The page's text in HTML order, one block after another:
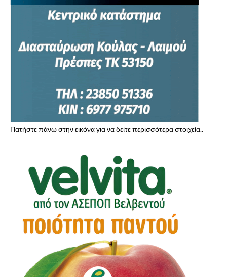
Πατήστε πάνω στην εικόνα για να δείτε περισσότερα στοιχεία..